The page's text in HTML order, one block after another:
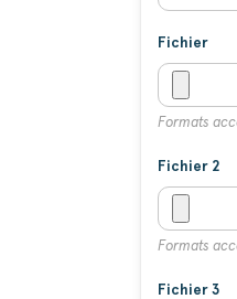
Fichier
Formats
Fichier 2
Formats
Fichier 3